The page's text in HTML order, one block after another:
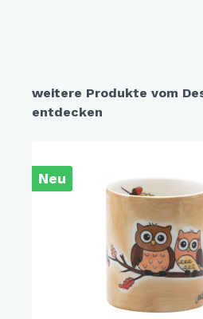
weitere Produkte vom
entdecken
Neu